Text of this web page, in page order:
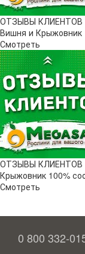
ОТЗЫВЫ КЛИЕНТОВ
Вишня и Крыжовник
Смотреть
ОТЗЫВЫ КЛИЕНТОВ
Крыжовник 100%
Смотреть
0 800 332-